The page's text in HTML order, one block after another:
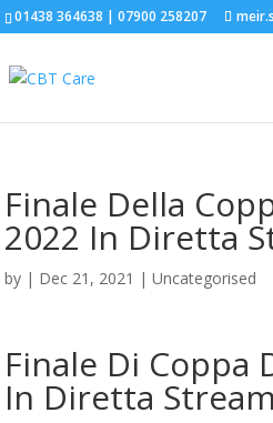
01438 364638 | 07900 258207
Finale Della
2022 In Diretta
by | Dec 21, 2021 | Uncategorised
Finale Di Coppa
In Diretta